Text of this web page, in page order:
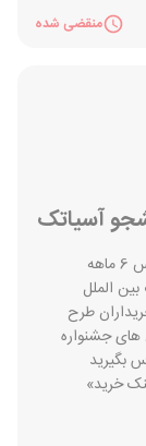
منقضی شده
جشنواره
خرید»